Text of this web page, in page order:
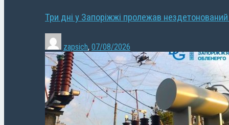
Три дні у Запоріжжі пролежав
zapsich, 07/08/2026